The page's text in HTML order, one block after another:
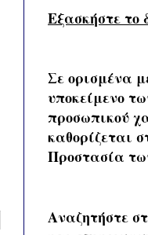
Εξασκήστε το
Σε ορισμένα
υποκείμενο
προσωπικού
καθορίζεται
Προστασία
Αναζητήστε